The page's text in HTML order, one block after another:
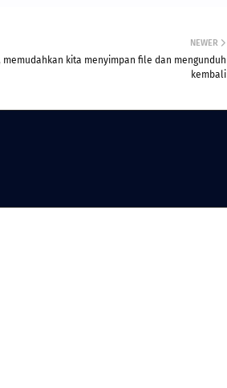
NEWER
kita menyimpan file dan mengunduh
kembali